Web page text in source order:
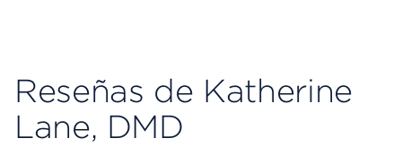
Reseñas de Katherine
Lane, DMD